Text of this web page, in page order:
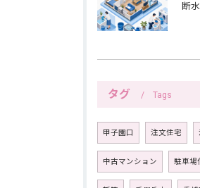
タグ Tags
甲子園口 注文住宅
中古マンション 駐車場